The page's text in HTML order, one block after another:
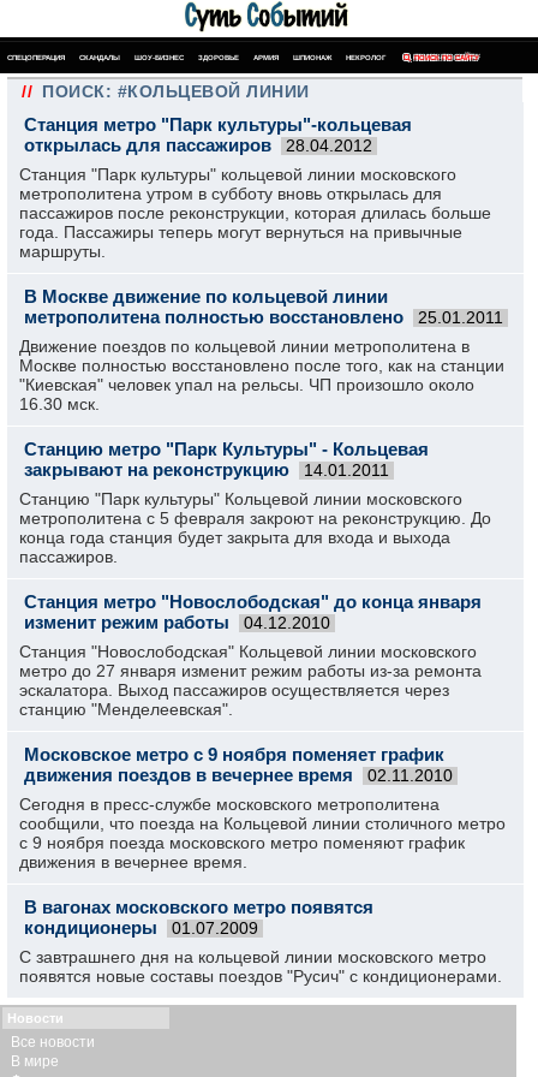
СПЕЦОПЕРАЦИЯ СКАНДАЛЫ ШОУ-БИЗНЕС ЗДОРОВЬЕ АРМИЯ ШПИОНАЖ НЕКРОЛОГ ПОИСК ПО САЙТУ
// ПОИСК: #КОЛЬЦЕВОЙ ЛИНИИ
Станция метро "Парк культуры"-кольцевая
открылась для пассажиров
28.04.2012
Станция "Парк культуры" кольцевой линии московского
метрополитена утром в субботу вновь открылась для
пассажиров после реконструкции, которая длилась больше
года. Пассажиры теперь могут вернуться на привычные
маршруты.
В Москве движение по кольцевой линии
метрополитена полностью восстановлено
25.01.2011
Движение поездов по кольцевой линии метрополитена в
Москве полностью восстановлено после того, как на станции
"Киевская" человек упал на рельсы. ЧП произошло около
16.30 мск.
Станцию метро "Парк Культуры" - Кольцевая
закрывают на реконструкцию
14.01.2011
Станцию "Парк культуры" Кольцевой линии московского
метрополитена с 5 февраля закроют на реконструкцию. До
конца года станция будет закрыта для входа и выхода
пассажиров.
Станция метро "Новослободская" до конца января
изменит режим работы
04.12.2010
Станция "Новослободская" Кольцевой линии московского
метро до 27 января изменит режим работы из-за ремонта
эскалатора. Выход пассажиров осуществляется через
станцию "Менделеевская".
Московское метро с 9 ноября поменяет график
движения поездов в вечернее время
02.11.2010
Сегодня в пресс-службе московского метрополитена
сообщили, что поезда на Кольцевой линии столичного метро
с 9 ноября поезда московского метро поменяют график
движения в вечернее время.
В вагонах московского метро появятся
кондиционеры
01.07.2009
С завтрашнего дня на кольцевой линии московского метро
появятся новые составы поездов "Русич" с кондиционерами.
Новости
Все новости
В мире